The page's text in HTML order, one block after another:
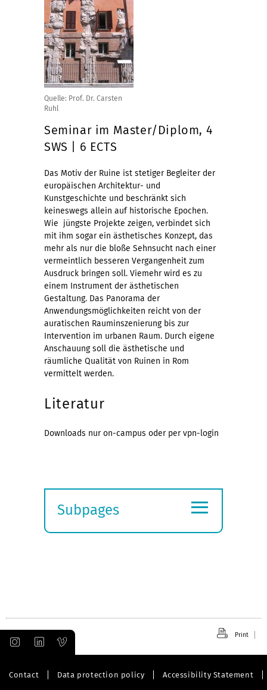
Quelle: Prof. Dr. Carsten
Ruhl
Seminar im Master/Diplom, 4
SWS | 6 ECTS
Das Motiv der Ruine ist stetiger Begleiter der
europäischen Architektur- und
Kunstgeschichte und beschränkt sich
keineswegs allein auf historische Epochen.
Wie jüngste Projekte zeigen, verbindet sich
mit ihm sogar ein ästhetisches Konzept, das
mehr als nur die bloße Sehnsucht nach einer
vermeintlich besseren Vergangenheit zum
Ausdruck bringen soll. Viemehr wird es zu
einem Instrument der ästhetischen
Gestaltung. Das Panorama der
Anwendungsmöglichkeiten reicht von der
auratischen Rauminszenierung bis zur
Intervention im urbanen Raum. Durch eigene
Anschauung soll die ästhetische und
räumliche Qualität von Ruinen in Rom
vermittelt werden.
Literatur
Downloads nur on-campus oder per vpn-login
Subpages
≡
Print
Contact Data protection policy Accessibility Statement